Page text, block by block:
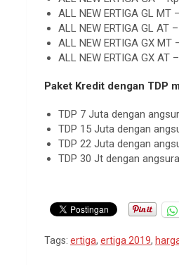
ALL NEW ERTIGA GL MT
ALL NEW ERTIGA GL AT
ALL NEW ERTIGA GX MT
ALL NEW ERTIGA GX AT
Paket Kredit dengan TDP
TDP 7 Juta dengan
TDP 15 Juta dengan
TDP 22 Juta dengan
TDP 30 Jt dengan
Tags: ertiga, ertiga 2019,